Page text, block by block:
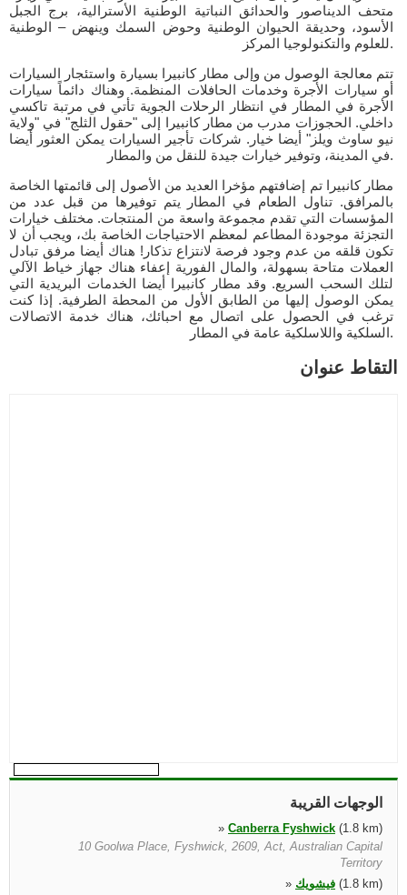
متحف الديناصور والحدائق النباتية الوطنية الأسترالية، برج الجبل
الأسود، وحديقة الحيوان الوطنية وحوض السمك وينهض – الوطنية
للعلوم والتكنولوجيا المركز.
تتم معالجة الوصول من وإلى مطار كانبيرا بسيارة واستئجار السيارات
أو سيارات الأجرة وخدمات الحافلات المنظمة. وهناك دائماً سيارات
الأجرة في المطار في انتظار الرحلات الجوية تأتي في مرتبة تاكسي
داخلي. الحجوزات مدرب من مطار كانبيرا إلى "حقول الثلج" في "ولاية
نيو ساوث ويلز" أيضا خيار. شركات تأجير السيارات يمكن العثور أيضا
في المدينة، وتوفير خيارات جيدة للنقل من والمطار.
مطار كانبيرا تم إضافتهم مؤخرا العديد من الأصول إلى قائمتها الخاصة
بالمرافق. تناول الطعام في المطار يتم توفيرها من قبل عدد من
المؤسسات التي تقدم مجموعة واسعة من المنتجات. مختلف خيارات
التجزئة موجودة المطاعم لمعظم الاحتياجات الخاصة بك، ويجب أن لا
تكون قلقه من عدم وجود فرصة لانتزاع تذكار! هناك أيضا مرفق تبادل
العملات متاحة بسهولة، والمال الفورية إعفاء هناك جهاز خياط الآلي
لتلك السحب السريع. وقد مطار كانبيرا أيضا الخدمات البريدية التي
يمكن الوصول إليها من الطابق الأول من المحطة الطرفية. إذا كنت
ترغب في الحصول على اتصال مع احبائك، هناك خدمة الاتصالات
السلكية واللاسلكية عامة في المطار.
التقاط عنوان
الوجهات القريبة
» Canberra Fyshwick (1.8 km)
10 Goolwa Place, Fyshwick, 2609, Act, Australian Capital
Territory
» فيشويك (1.8 km)